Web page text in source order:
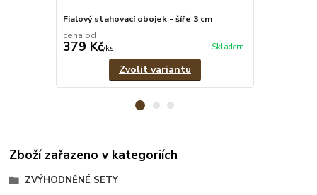
Fialový stahovací obojek - šíře 3 cm
cena od
379 Kč/ks Skladem
Zvolit variantu
Zboží zařazeno v kategoriích
ZVÝHODNĚNÉ SETY